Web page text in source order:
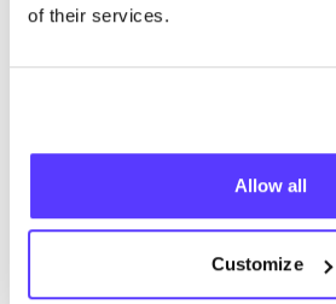
of their services.
Allow all
Customize
Ninyes